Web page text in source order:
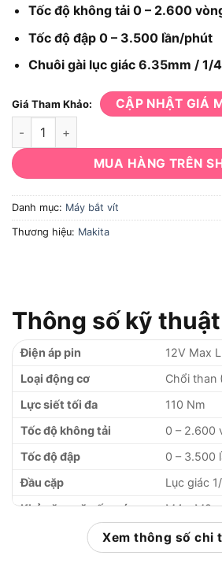
Tốc độ không tải 0 – 2.600
Tốc độ đập 0 – 3.500 lần/phút
Chuôi gài lục giác 6.35mm / 1/
Giá Tham Khảo: CẬP NHẬT GIÁ
Máy vặn vít Makita TD110DSYE số lượng
MUA HÀNG TRÊN
Danh mục: Máy bắt vít
Thương hiệu: Makita
Thông số kỹ thuật
Điện áp pin
12V Max
Loại động cơ
Chổi than
Lực siết tối đa
110 Nm
Tốc độ không tải
0 – 2.600
Tốc độ đập
0 – 3.500
Đầu cặp
Lục giác
Khả năng vặn ốc máy
M4 – M8
Khả năng vặn ốc tiêu
M5 – M12
Xem thông số chi